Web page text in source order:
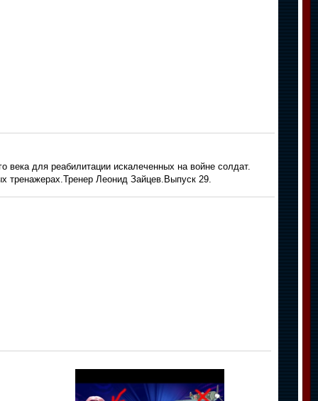
для реабилитации искалеченных на войне солдат.
тренажерах.Тренер Леонид Зайцев.Выпуск 29.